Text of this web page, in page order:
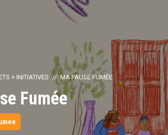
+ INITIATIVES MA PAUSE FUMÉE
Fumée